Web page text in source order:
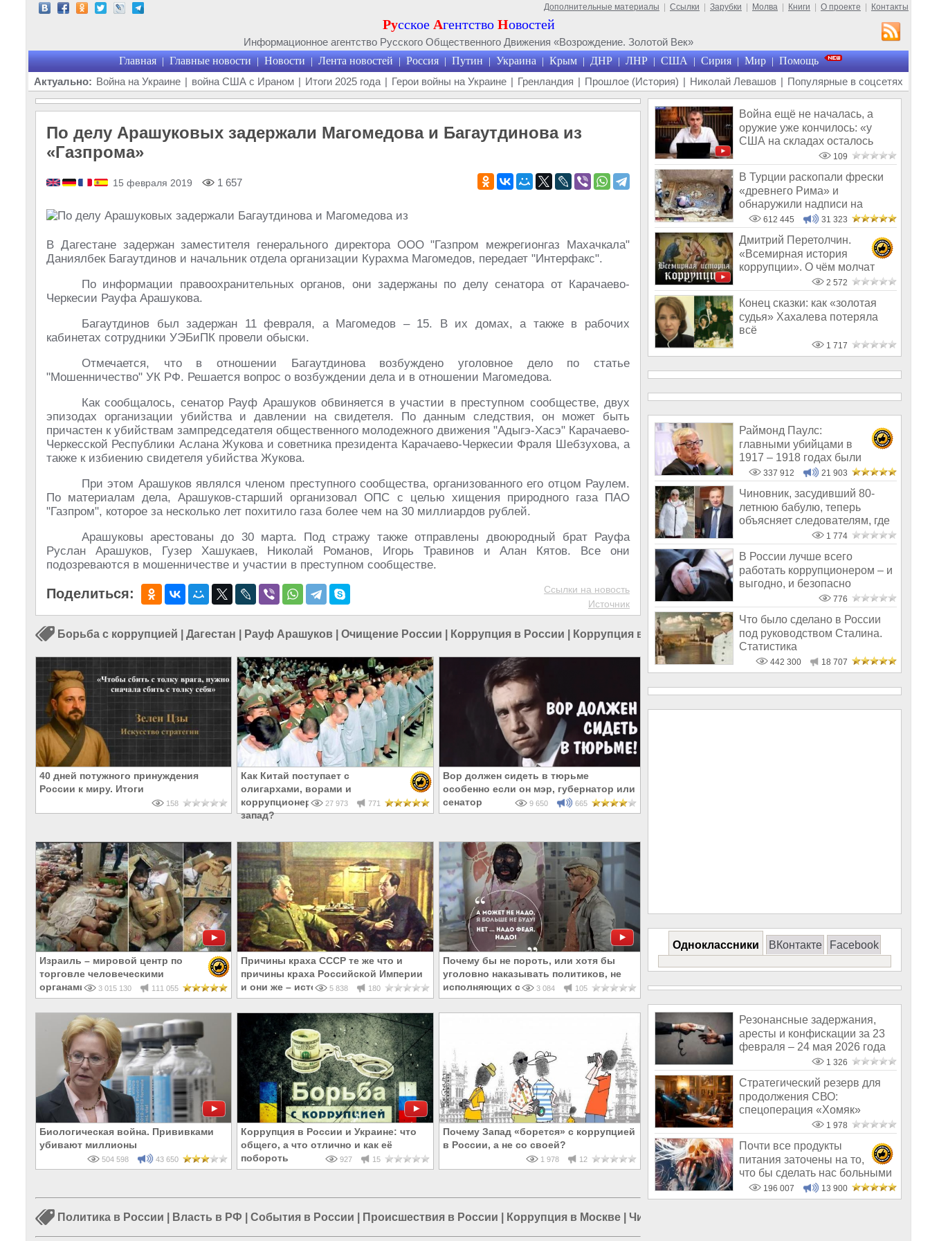
Дополнительные материалы Ссылки Зарубки Молва Книги О проекте Контакты
Русское Агентство Новостей
Информационное агентство Русского Общественного Движения «Возрождение. Золотой Век»
Главная | Главные новости | Новости | Лента новостей | Россия | Путин | Украина | Крым | ДНР | ЛНР | США | Сирия | Мир | Помощь
Актуально: Война на Украине | война США с Ираном | Итоги 2025 года | Герои войны на Украине | Гренландия | Прошлое (История) | Николай Левашов | Популярные в соцсетях
По делу Арашуковых задержали Магомедова и Багаутдинова из
«Газпрома»
15 февраля 2019 1 657
В Дагестане задержан заместителя генерального директора ООО "Газпром межрегионгаз Махачкала"
Даниялбек Багаутдинов и начальник отдела организации Курахма Магомедов, передает "Интерфакс".
По информации правоохранительных органов, они задержаны по делу сенатора от Карачаево-
Черкесии Рауфа Арашукова.
Багаутдинов был задержан 11 февраля, а Магомедов – 15. В их домах, а также в рабочих
кабинетах сотрудники УЭБиПК провели обыски.
Отмечается, что в отношении Багаутдинова возбуждено уголовное дело по статье
"Мошенничество" УК РФ. Решается вопрос о возбуждении дела и в отношении Магомедова.
Как сообщалось, сенатор Рауф Арашуков обвиняется в участии в преступном сообществе, двух
эпизодах организации убийства и давлении на свидетеля. По данным следствия, он может быть
причастен к убийствам зампредседателя общественного молодежного движения "Адыгэ-Хасэ" Карачаево-
Черкесской Республики Аслана Жукова и советника президента Карачаево-Черкесии Фраля Шебзухова, а
также к избиению свидетеля убийства Жукова.
При этом Арашуков являлся членом преступного сообщества, организованного его отцом Раулем.
По материалам дела, Арашуков-старший организовал ОПС с целью хищения природного газа ПАО
"Газпром", которое за несколько лет похитило газа более чем на 30 миллиардов рублей.
Арашуковы арестованы до 30 марта. Под стражу также отправлены двоюродный брат Рауфа
Руслан Арашуков, Гузер Хашукаев, Николай Романов, Игорь Травинов и Алан Кятов. Все они
подозреваются в мошенничестве и участии в преступном сообществе.
Поделиться:
Ссылки на новость
Источник
Борьба с коррупцией Дагестан Рауф Арашуков Очищение России Коррупция в России Коррупция в Дагестане|Бизнес в России|Бизнес России
40 дней потужного принуждения
России к миру. Итоги
158
Как Китай поступает с
олигархами, ворами и
коррупционерами, бежавшими на
запад?
27 973 771
Вор должен сидеть в тюрьме
особенно если он мэр, губернатор или
сенатор
9 650 665
Израиль – мировой центр по
торговле человеческими
органами
3 015 130 111 055
Причины краха СССР те же что и
причины краха Российской Империи
и они же – источник рисков для РФ
5 838 180
Почему бы не пороть, или хотя бы
уголовно наказывать политиков, не
исполняющих свои обещания
3 084 105
Биологическая война. Прививками
убивают миллионы
504 598 43 650
Коррупция в России и Украине: что
общего, а что отлично и как её
побороть
927 15
Почему Запад «борется» с коррупцией
в России, а не со своей?
1 978 12
Политика в России Власть в РФ События в России Происшествия в России Коррупция в Москве Чистка кадров в России
Война ещё не началась, а
оружие уже кончилось: «у
США на складах осталось
109
В Турции раскопали фрески
«древнего Рима» и
обнаружили надписи на
Русском!
612 445 31 323
Дмитрий Перетолчин.
«Всемирная история
коррупции». О чём молчат
2 572
Конец сказки: как «золотая
судья» Хахалева потеряла
всё
1 717
Раймонд Паулс:
главными убийцами в
1917 – 1918 годах были
латыши и евреи, а не русс
337 912 21 903
Чиновник, засудивший 80-
летнюю бабулю, теперь
объясняет следователям, где
1 774
В России лучше всего
работать коррупционером – и
выгодно, и безопасно
776
Что было сделано в России
под руководством Сталина.
Статистика
442 300 18 707
Одноклассники ВКонтакте Facebook
Резонансные задержания,
аресты и конфискации за 23
февраля – 24 мая 2026 года
1 326
Стратегический резерв для
продолжения СВО:
спецоперация «Хомяк»
распотрошила кубышк
1 978
Почти все продукты
питания заточены на то,
что бы сделать нас больными
и бесплодным
196 007 13 900